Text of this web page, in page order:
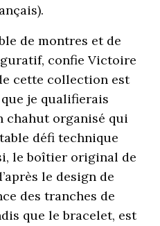
de montres et de
confie Victoire
cette collection est
je qualifierais
chahut organisé qui
défi technique
le boîtier original de
le design de
des tranches de
que le bracelet, est